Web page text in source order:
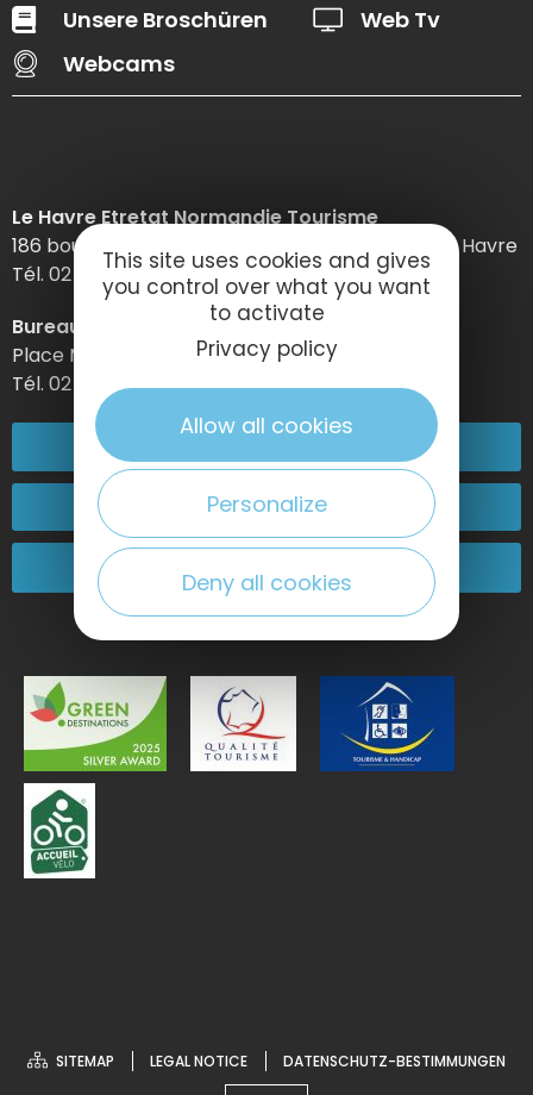
Unsere Broschüren
Web Tv
Webcams
Le Havre Etretat Normandie Tourisme
186 boulevard Clemenceau – BP 649 – 76059 Le Havre
Tél. 02 32 74 04 04 –
Bureau d’information d’Etretat
Place Maurice Guillard – 76790 Étretat
Tél. 02 35 27 05 21
Kontakt
SITEMAP LEGAL NOTICE DATENSCHUTZ-BESTIMMUNGEN
This site uses cookies and gives
you control over what you want
to activate
Privacy policy
Allow all cookies
Personalize
Deny all cookies